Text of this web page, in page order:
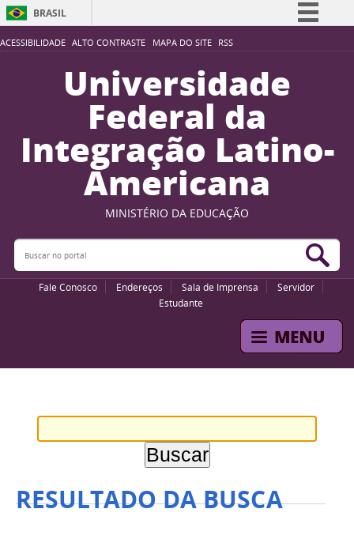
ACESSIBILIDADE ALTO CONTRASTE MAPA DO SITE RSS
BRASIL
Simplifique!
Participe
Acesso à informação
Legislação
Canais
Universidade
Federal da
Integração Latino-
Americana
MINISTÉRIO DA EDUCAÇÃO
Buscar no portal
Fale Conosco Endereços Sala de Imprensa
Servidor
Estudante
RESULTADO DA BUSCA